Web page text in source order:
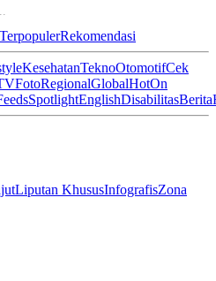
TerpopulerRekomendasi
KesehatanTeknoOtomotifCek
FotoRegionalGlobalHotOn
SpotlightEnglishDisabilitasBerita
Liputan KhususInfografisZona